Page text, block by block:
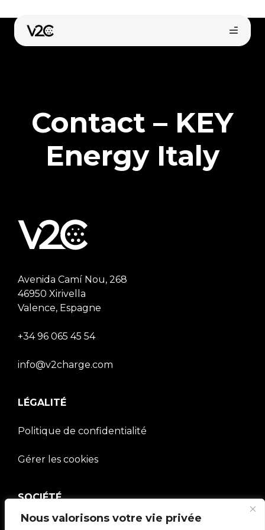
Nous valorisons votre vie privée
au
contenu
Contact – KEY
Energy Italy
Avenida Camí Nou, 268
46950 Xirivella
Valence, Espagne
+34 96 065 45 54
info@v2charge.com
LÉGALITÉ
Politique de confidentialité
Gérer les cookies
SOCIÉTÉ
Communauté V2C